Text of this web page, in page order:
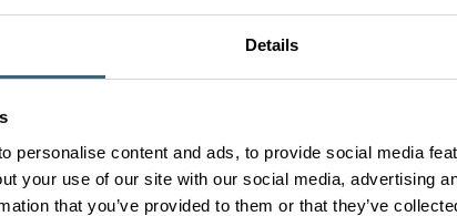
Details
personalise content and ads, to provide social media
your use of our site with our social media, advertising
that you’ve provided to them or that they’ve